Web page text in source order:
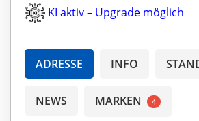
KI aktiv – Upgrade möglich
ADRESSE INFO
NEWS MARKEN 4